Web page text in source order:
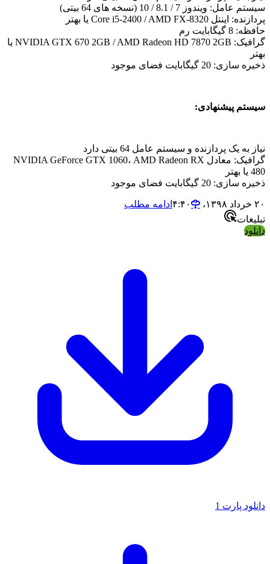
سیستم عامل: ویندوز 7 / 8.1 / 10 (نسخه های 64 بیتی)
پردازنده: اینتل Core i5-2400 / AMD FX-8320 یا بهتر
حافظه: 8 گیگابایت رم
گرافیک: NVIDIA GTX 670 2GB / AMD Radeon HD 7870 2GB یا
بهتر
ذخیره سازی: 20 گیگابایت فضای موجود
سیستم پیشنهادی:
نیاز به یک پردازنده و سیستم عامل 64 بیتی دارد
گرافیک: معادل NVIDIA GeForce GTX 1060، AMD Radeon RX
480 یا بهتر
ذخیره سازی: 20 گیگابایت فضای موجود
۲۰ خرداد ۱۳۹۸،‏ ۴:۴۰
ادامه مطلب
تبلیغات
دانلود
دانلود پارت 1